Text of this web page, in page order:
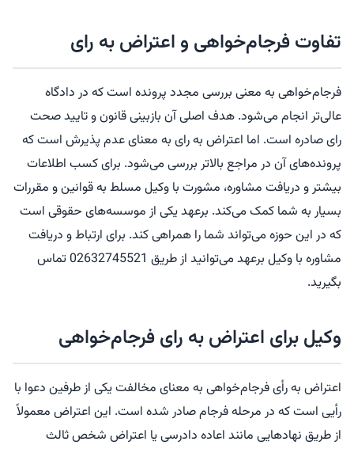
تفاوت فرجام‌خواهی و اعتراض به رای
فرجام‌خواهی به معنی بررسی مجدد پرونده است که در دادگاه
عالی‌تر انجام می‌شود. هدف اصلی آن بازبینی قانون و تایید صحت
رای صادره است. اما اعتراض به رای به معنای عدم پذیرش است که
پرونده‌های آن در مراجع بالاتر بررسی می‌شود. برای کسب اطلاعات
بیشتر و دریافت مشاوره، مشورت با وکیل مسلط به قوانین و مقررات
بسیار به شما کمک می‌کند. برعهد یکی از موسسه‌های حقوقی است
که در این حوزه می‌تواند شما را همراهی کند. برای ارتباط و دریافت
مشاوره با وکیل برعهد می‌توانید از طریق 02632745521 تماس
بگیرید.
وکیل برای اعتراض به رای فرجام‌خواهی
اعتراض به رأی فرجام‌خواهی به معنای مخالفت یکی از طرفین دعوا با
رأیی است که در مرحله فرجام صادر شده است. این اعتراض معمولاً
از طریق نهادهایی مانند اعاده دادرسی یا اعتراض شخص ثالث